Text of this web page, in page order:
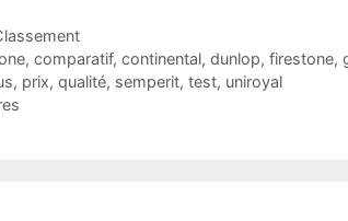
, comparatif, continental, dunlop, firestone,
, prix, qualité, semperit, test, uniroyal